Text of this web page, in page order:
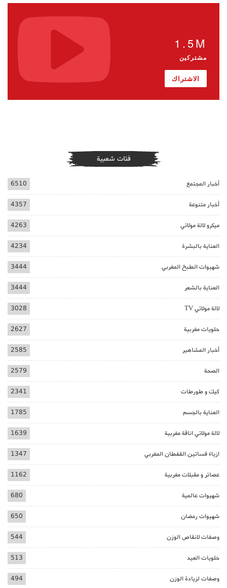
1.5M
مشتركين
الاشتراك
فئات شعبية
أخبار المجتمع 6510
أخبار متنوعة 4357
ميكرو لالة مولاتي 4263
العناية بالبشرة 4234
شهيوات الطبخ المغربي 3444
العناية بالشعر 3444
لالة مولاتي TV 3028
حلويات مغربية 2627
أخبار المشاهير 2585
الصحة 2579
كيك و طورطات 2341
العناية بالجسم 1785
لالة مولاتي اناقة مغربية 1639
ازياء فساتين القفطان المغربي 1347
عصائر و مقبلات مغربية 1162
شهيوات عالمية 680
شهيوات رمضان 650
وصفات لانقاص الوزن 544
حلويات العيد 513
وصفات لزيادة الوزن 494